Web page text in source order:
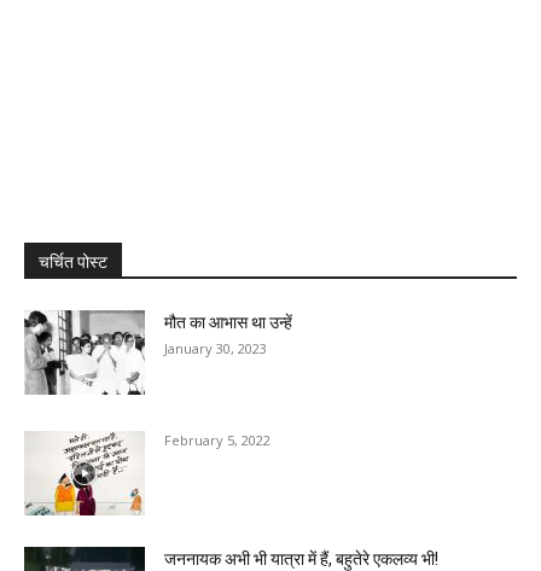
चर्चित पोस्ट
मौत का आभास था उन्हें
January 30, 2023
February 5, 2022
जननायक अभी भी यात्रा में हैं, बहुतेरे एकलव्य भी!